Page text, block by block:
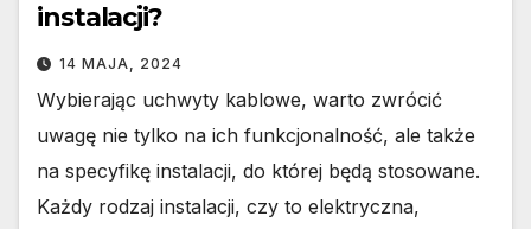
instalacji?
14 MAJA, 2024
Wybierając uchwyty kablowe, warto zwrócić
uwagę nie tylko na ich funkcjonalność, ale także
na specyfikę instalacji, do której będą stosowane.
Każdy rodzaj instalacji, czy to elektryczna,